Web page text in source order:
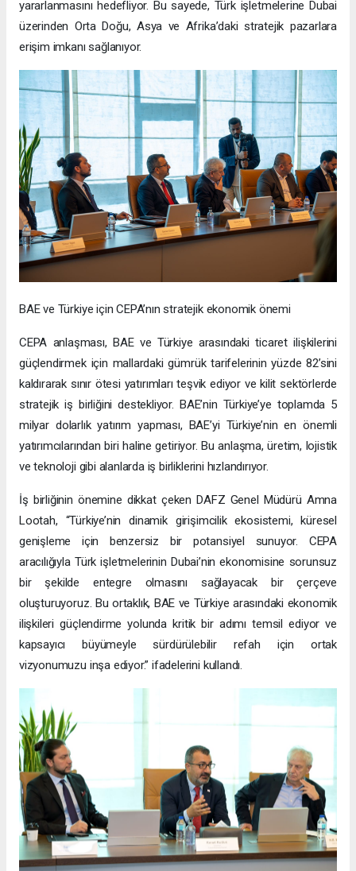
yararlanmasını hedefliyor. Bu sayede, Türk işletmelerine Dubai
üzerinden Orta Doğu, Asya ve Afrika’daki stratejik pazarlara
erişim imkanı sağlanıyor.
BAE ve Türkiye için CEPA’nın stratejik ekonomik önemi
CEPA anlaşması, BAE ve Türkiye arasındaki ticaret ilişkilerini
güçlendirmek için mallardaki gümrük tarifelerinin yüzde 82’sini
kaldırarak sınır ötesi yatırımları teşvik ediyor ve kilit sektörlerde
stratejik iş birliğini destekliyor. BAE’nin Türkiye’ye toplamda 5
milyar dolarlık yatırım yapması, BAE’yi Türkiye’nin en önemli
yatırımcılarından biri haline getiriyor. Bu anlaşma, üretim, lojistik
ve teknoloji gibi alanlarda iş birliklerini hızlandırıyor.
İş birliğinin önemine dikkat çeken DAFZ Genel Müdürü Amna
Lootah, “Türkiye’nin dinamik girişimcilik ekosistemi, küresel
genişleme için benzersiz bir potansiyel sunuyor. CEPA
aracılığıyla Türk işletmelerinin Dubai’nin ekonomisine sorunsuz
bir şekilde entegre olmasını sağlayacak bir çerçeve
oluşturuyoruz. Bu ortaklık, BAE ve Türkiye arasındaki ekonomik
ilişkileri güçlendirme yolunda kritik bir adımı temsil ediyor ve
kapsayıcı büyümeyle sürdürülebilir refah için ortak
vizyonumuzu inşa ediyor.” ifadelerini kullandı.